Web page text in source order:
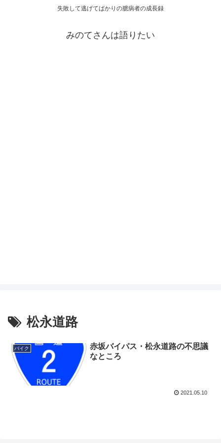
失敗して逃げてばかりの臆病者の成長録
みのてさんは語りたい
松永道路
バイク
赤坂バイパス・松永道路の不思議
なところ
2021.05.10